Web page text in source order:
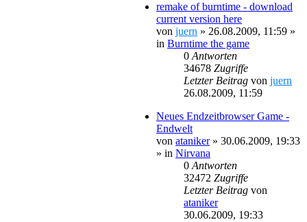
remake of burntime - download
current version here
von juern » 26.08.2009, 11:59 »
in Burntime the game
0 Antworten
34678 Zugriffe
Letzter Beitrag von juern
26.08.2009, 11:59
Neues Endzeitbrowser Game -
Endwelt
von ataniker» 30.06.2009, 19:33
» in Nirvana
0 Antworten
32472 Zugriffe
Letzter Beitrag von
ataniker
30.06.2009, 19:33